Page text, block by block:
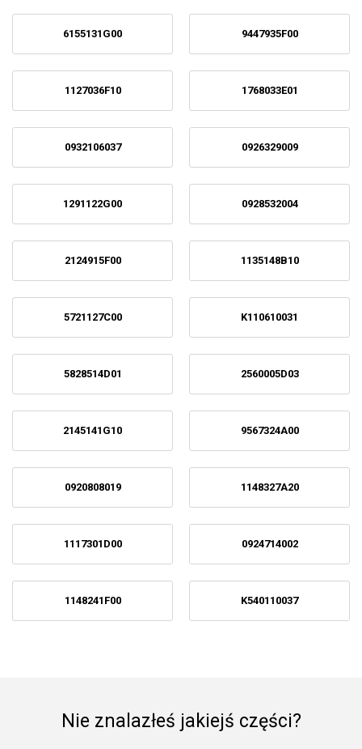
6155131G00 9447935F00
1127036F10 1768033E01
0932106037 0926329009
1291122G00 0928532004
2124915F00 1135148B10
5721127C00 K110610031
5828514D01 2560005D03
2145141G10 9567324A00
0920808019 1148327A20
1117301D00 0924714002
1148241F00 K540110037
Nie znalazłeś jakiejś części?